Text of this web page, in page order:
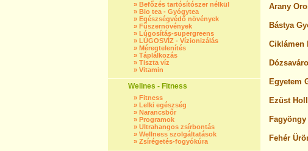
» Befőzés tartósítószer nélkül
» Bio tea - Gyógytea
» Egészségvédő növények
» Fűszernövények
» Lúgosítás-supergreens
» LÚGOSVÍZ - Vízionizálás
» Méregtelenítés
» Táplálkozás
» Tiszta víz
» Vitamin
Wellnes - Fitness
» Fitness
» Lelki egészség
» Narancsbőr
» Programok
» Ultrahangos zsírbontás
» Wellness szolgáltatások
» Zsírégetés-fogyókúra
Arany
Bástya
Ciklámen
Egyetem
Ezüst
Fehér